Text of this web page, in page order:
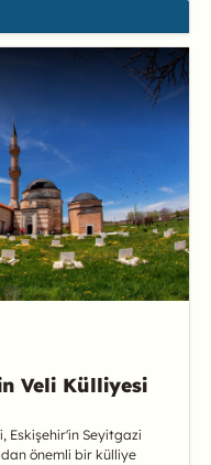
Veli Külliyesi
Eskişehir'in Seyitgazi
önemli bir külliye